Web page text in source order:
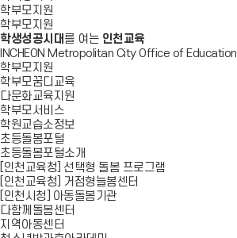
학부모지원
학부모지원
학생성공시대 를 여는 인천교육
INCHEON Metropolitan City Office of Education
학부모지원
학부모꿈디교육
다문화교육지원
학부모서비스
학원교습소정보
초등돌봄포털
초등돌봄포털소개
[인천교육청] 선택형 돌봄 프로그램
[인천교육청] 거점형늘봄센터
[인천시청] 아동돌봄기관
다함께돌봄센터
지역아동센터